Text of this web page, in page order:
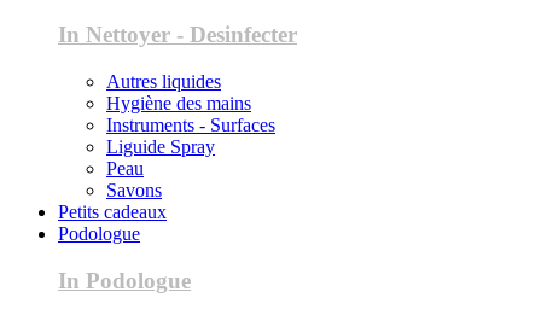
In Nettoyer - Desinfecter
Autres liquides
Hygiène des mains
Instruments - Surfaces
Liguide Spray
Peau
Savons
Petits cadeaux
Podologue
In Podologue